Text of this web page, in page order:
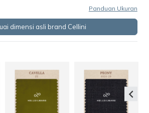
Panduan Ukuran
dimensi asli brand Cellini